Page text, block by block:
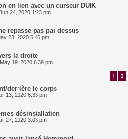
en lien avec un curseur DUIK
24, 2020 1:23 pm
repasse pas par dessus
23, 2020 5:46 pm
la droite
19, 2020 6:39 pm
1 2
derrière le corps
13, 2020 6:33 pm
désinstallation
27, 2020 3:03 pm